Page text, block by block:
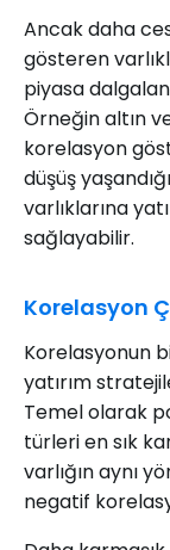
Ancak daha
gösteren
piyasa
Örneğin altın
korelasyon
düşüş
varlıklarına
sağlayabilir.
Korelasyon
Korelasyonun
yatırım
Temel olarak
türleri en sık
varlığın aynı
negatif